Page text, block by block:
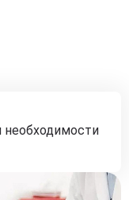
необходимости